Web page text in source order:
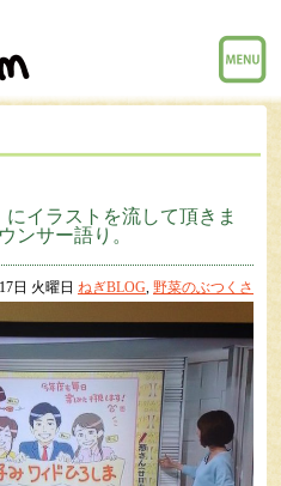
menu
にイラストを流して頂きま
ンサー語り。
日 火曜日 ねぎBLOG, 野菜のぶつくさ